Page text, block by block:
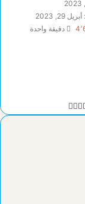
29, 2023
دقيقة واحدة